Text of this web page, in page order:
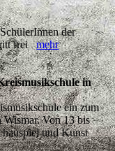
der
freimehr
in
ein zum
Von 13 bis
und Kunst